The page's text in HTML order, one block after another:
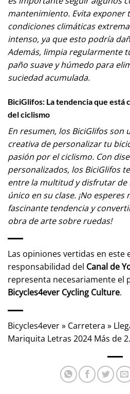
mantenimiento. Evita exponer
condiciones climáticas
intenso, ya que esto podría
Además, limpia regularmente
paño suave y húmedo para
suciedad acumulada.
BiciGlifos: La tendencia que está
del ciclismo
En resumen, los BiciGlifos son
creativa de personalizar tu
pasión por el ciclismo. Con
personalizados, los BiciGlifos
entre la multitud y disfrutar
único en su clase. ¡No
fascinante tendencia y
obra de arte sobre ruedas!
Las opiniones vertidas en este
responsabilidad del Canal de
representa necesariamente el
Bicycles4ever Cycling Culture.
Bicycles4ever» Carretera »
Mariquita Letras 2024 Más de